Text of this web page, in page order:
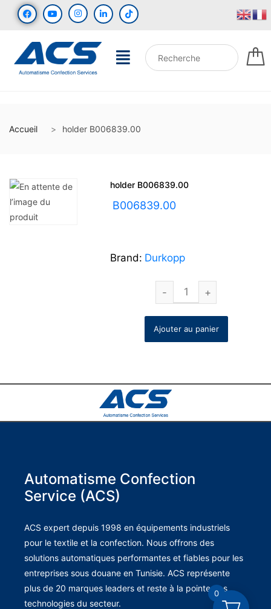
Accueil holder B006839.00
holder B006839.00
B006839.00
Brand: Durkopp
Ajouter au panier
Automatisme Confection
Service (ACS)
ACS expert depuis 1998 en équipements industriels
pour le textile et la confection. Nous offrons des
solutions automatiques performantes et fiables pour les
entreprises sous douane en Tunisie. ACS représente
plus de 20 marques leaders et reste à la pointe des
technologies du secteur.
0